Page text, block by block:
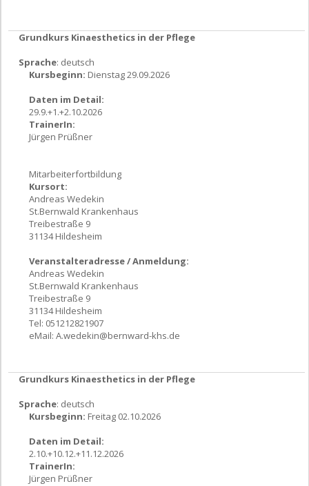
Grundkurs Kinaesthetics in der Pflege
Sprache: deutsch
Kursbeginn: Dienstag 29.09.2026
Daten im Detail:
29.9.+1.+2.10.2026
TrainerIn:
Jürgen Prüßner
Mitarbeiterfortbildung
Kursort:
Andreas Wedekin
St.Bernwald Krankenhaus
Treibestraße 9
31134 Hildesheim
Veranstalteradresse / Anmeldung:
Andreas Wedekin
St.Bernwald Krankenhaus
Treibestraße 9
31134 Hildesheim
Tel: 051212821907
eMail: A.wedekin@bernward-khs.de
Grundkurs Kinaesthetics in der Pflege
Sprache: deutsch
Kursbeginn: Freitag 02.10.2026
Daten im Detail:
2.10.+10.12.+11.12.2026
TrainerIn:
Jürgen Prüßner